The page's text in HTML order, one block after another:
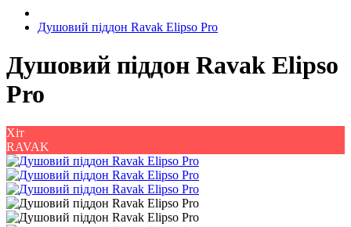
Душовий піддон Ravak Elipso Pro
Душовий піддон Ravak Elipso
Pro
Хіт
RAVAK